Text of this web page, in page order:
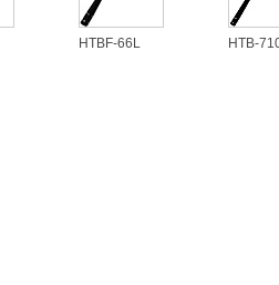
HTBF-66L HTB-